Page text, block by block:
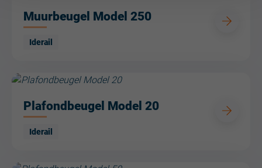
Muurbeugel Model 250
Iderail
Plafondbeugel Model 20
Iderail